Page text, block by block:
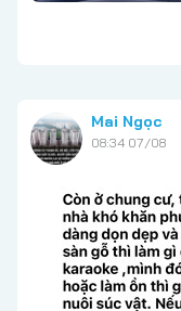
Mai Ngọc
08:34 07/08